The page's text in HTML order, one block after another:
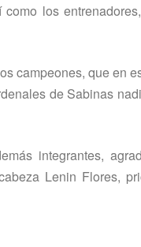
los
campeones, que en
de Sabinas
integrantes,
Lenin Flores,